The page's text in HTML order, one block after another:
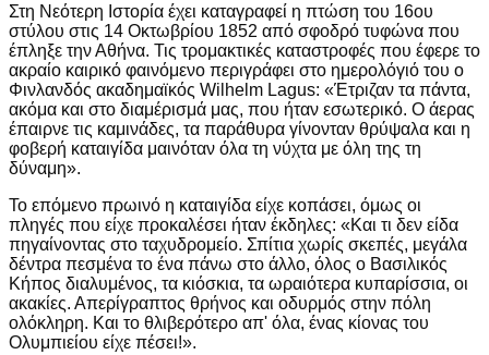
Στη Νεότερη Ιστορία έχει καταγραφεί η πτώση του 16ου
στύλου στις 14 Οκτωβρίου 1852 από σφοδρό τυφώνα που
έπληξε την Αθήνα. Τις τρομακτικές καταστροφές που έφερε το
ακραίο καιρικό φαινόμενο περιγράφει στο ημερολόγιό του ο
Φινλανδός ακαδημαϊκός Wilhelm Lagus: «Έτριζαν τα πάντα,
ακόμα και στο διαμέρισμά μας, που ήταν εσωτερικό. Ο άερας
έπαιρνε τις καμινάδες, τα παράθυρα γίνονταν θρύψαλα και η
φοβερή καταιγίδα μαινόταν όλα τη νύχτα με όλη της τη
δύναμη».
Το επόμενο πρωινό η καταιγίδα είχε κοπάσει, όμως οι
πληγές που είχε προκαλέσει ήταν έκδηλες: «Και τι δεν είδα
πηγαίνοντας στο ταχυδρομείο. Σπίτια χωρίς σκεπές, μεγάλα
δέντρα πεσμένα το ένα πάνω στο άλλο, όλος ο Βασιλικός
Κήπος διαλυμένος, τα κιόσκια, τα ωραιότερα κυπαρίσσια, οι
ακακίες. Απερίγραπτος θρήνος και οδυρμός στην πόλη
ολόκληρη. Και το θλιβερότερο απ' όλα, ένας κίονας του
Ολυμπιείου είχε πέσει!».